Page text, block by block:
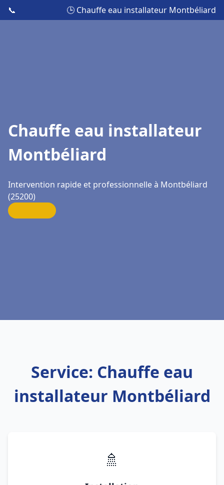
📞 🕒 Chauffe eau installateur Montbéliard
Chauffe eau installateur
Montbéliard
Intervention rapide et professionnelle à Montbéliard
(25200)
Service: Chauffe eau
installateur Montbéliard
🚿